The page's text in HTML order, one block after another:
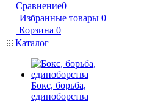
Сравнение0
Избранные товары 0
Корзина 0
Каталог
Бокс, борьба,
единоборства